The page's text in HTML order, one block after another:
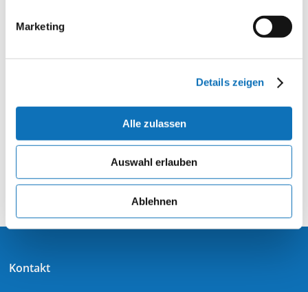
Marketing
Details zeigen
Alle zulassen
Auswahl erlauben
Ablehnen
Ostern im GZ-33
1 2 →
Kontakt